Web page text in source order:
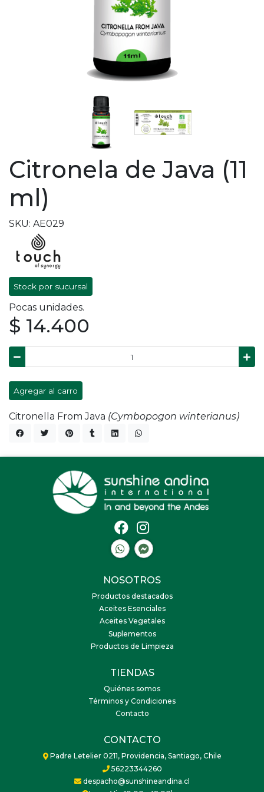
Citronela de Java (11
ml)
SKU: AE029
Stock por sucursal
Pocas unidades.
$ 14.400
Agregar al carro
Citronella From Java (Cymbopogon winterianus)
NOSOTROS
Productos destacados
Aceites Esenciales
Aceites Vegetales
Suplementos
Productos de Limpieza
TIENDAS
Quiénes somos
Términos y Condiciones
Contacto
CONTACTO
Padre Letelier 0211, Providencia, Santiago, Chile
56223344260
despacho@sunshineandina.cl